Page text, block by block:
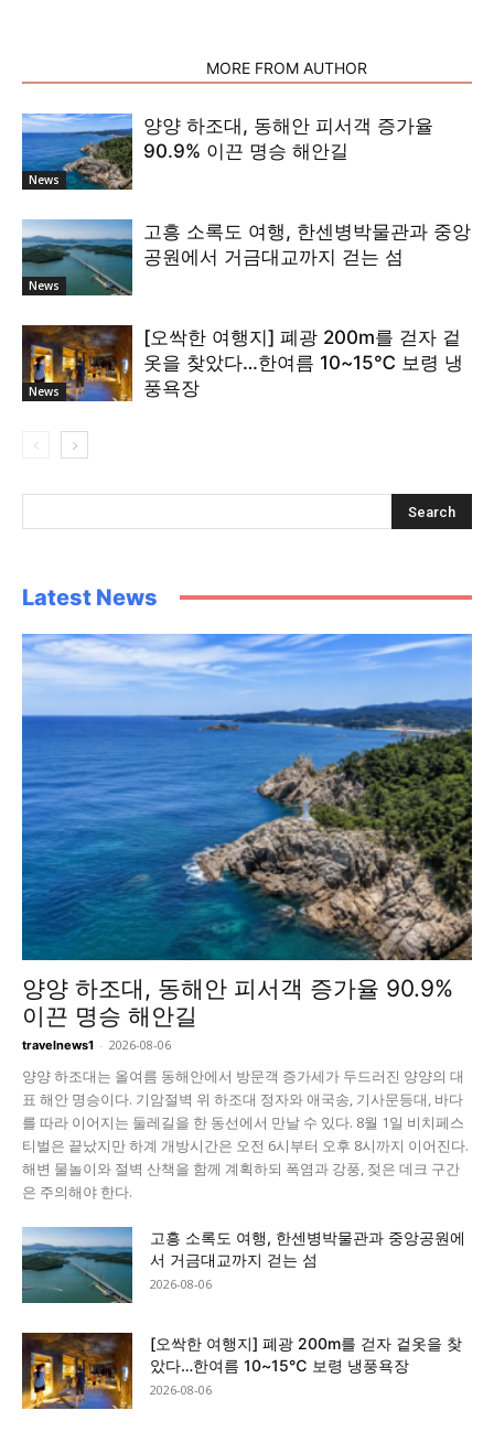
MORE FROM AUTHOR
News
양양 하조대, 동해안 피서객 증가율
90.9% 이끈 명승 해안길
News
고흥 소록도 여행, 한센병박물관과 중앙
공원에서 거금대교까지 걷는 섬
News
[오싹한 여행지] 폐광 200m를 걷자 겉
옷을 찾았다…한여름 10~15℃ 보령 냉
풍욕장
Latest News
양양 하조대, 동해안 피서객 증가율 90.9%
이끈 명승 해안길
travelnews1 - 2026-08-06
양양 하조대는 올여름 동해안에서 방문객 증가세가 두드러진 양양의 대
표 해안 명승이다. 기암절벽 위 하조대 정자와 애국송, 기사문등대, 바다
를 따라 이어지는 둘레길을 한 동선에서 만날 수 있다. 8월 1일 비치페스
티벌은 끝났지만 하계 개방시간은 오전 6시부터 오후 8시까지 이어진다.
해변 물놀이와 절벽 산책을 함께 계획하되 폭염과 강풍, 젖은 데크 구간
은 주의해야 한다.
고흥 소록도 여행, 한센병박물관과 중앙공원에
서 거금대교까지 걷는 섬
2026-08-06
[오싹한 여행지] 폐광 200m를 걷자 겉옷을 찾
았다…한여름 10~15℃ 보령 냉풍욕장
2026-08-06